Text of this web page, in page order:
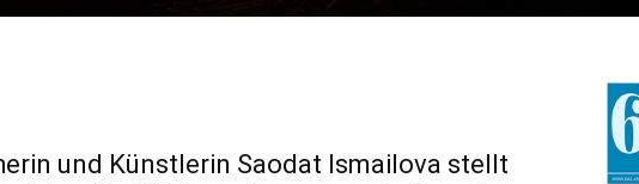
und Künstlerin Saodat Ismailova stellt